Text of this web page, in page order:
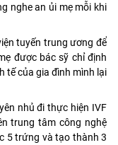
nghe an ủi mẹ mỗi khi
tuyến trung ương để
được bác sỹ chỉ định
tế của gia đình mình lại
nhủ đi thực hiện IVF
trung tâm công nghệ
5 trứng và tạo thành 3